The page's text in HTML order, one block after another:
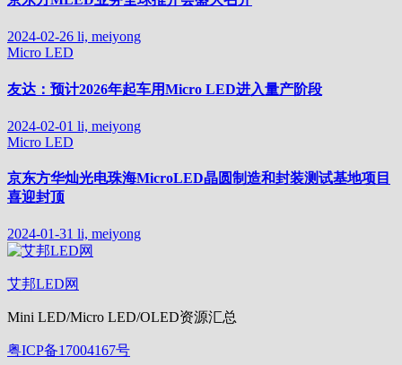
2024-02-26 li, meiyong
Micro LED
友达：预计2026年起车用Micro LED进入量产阶段
2024-02-01 li, meiyong
Micro LED
京东方华灿光电珠海MicroLED晶圆制造和封装测试基地项目
喜迎封顶
2024-01-31 li, meiyong
艾邦LED网
Mini LED/Micro LED/OLED资源汇总
粤ICP备17004167号